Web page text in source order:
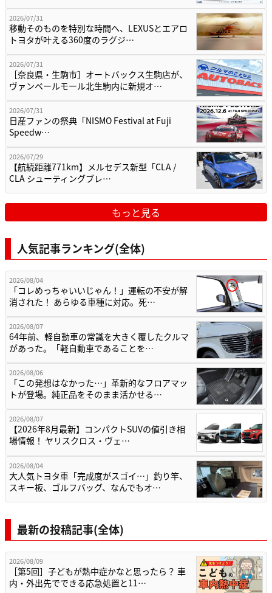
2026/07/31
移動そのものを特別な時間へ、LEXUSとエアロ
トヨタが叶える360度のラグジ…
2026/07/31
［奈良県・生駒市］オートバックス生駒店が、
ヴァンベールモール北生駒内に新規オ…
2026/07/31
日産ファンの祭典「NISMO Festival at Fuji
Speedw…
2026/07/29
【航続距離771km】メルセデス新型「CLA /
CLA シューティングブレ…
もっと見る
人気記事ランキング(全体)
2026/08/04
「コレめっちゃいいじゃん！」運転の不安が解
消された！ あらゆる車種に対応。死…
2026/08/07
64年前、軽自動車の常識を大きく覆したクルマ
があった。「軽自動車であることを…
2026/08/06
「この発想はなかった…」革新的なフロアマッ
トが登場。純正品をそのまま活かせる…
2026/08/07
【2026年8月最新】コンパクトSUVの値引き相
場情報！ ヤリスクロス・ヴェ…
2026/08/04
大人気トヨタ車「完成度がスゴイ…」釣り竿、
スキー板、ゴルフバッグ、なんでもオ…
最新の投稿記事(全体)
2026/08/09
［第5回］子どもが熱中症かなと思ったら？ 車
内・外出先でできる応急処置と11…